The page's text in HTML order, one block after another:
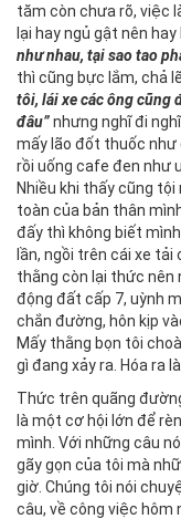
tăm còn chưa rõ, việc
lại hay ngủ gật nên
như nhau, tại sao tao
thì cũng bực lắm, chả
tôi, lái xe các ông cũng
đâu”nhưng nghĩ đi
mấy lão đốt thuốc như
rồi uống cafe đen như
Nhiều khi thấy cũng
toàn của bản thân
đấy thì không biết
lần, ngồi trên cái xe
thằng còn lại thức nên
động đất cấp 7, uỳnh
chắn đường, hôn kịp
Mấy thằng bọn tôi
gì đang xảy ra. Hóa ra
Thức trên quãng
là một cơ hội lớn để
mình. Với những câu
gãy gọn của tôi mà
giờ. Chúng tôi nói
câu, về công việc hôm